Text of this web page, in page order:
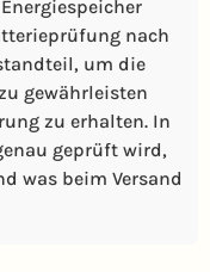
nach
um die
gewährleisten
zu erhalten. In
geprüft wird,
was beim Versand